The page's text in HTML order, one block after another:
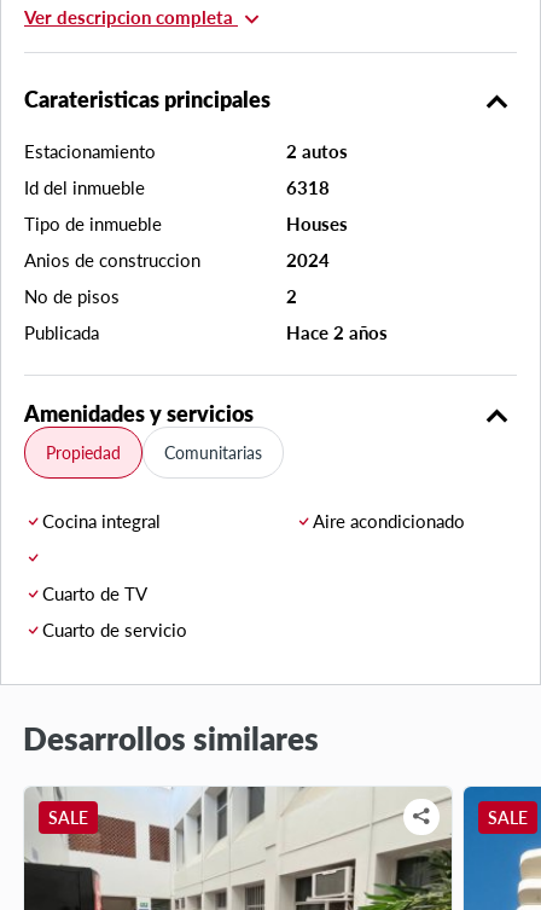
Ver descripcion completa
expand_more
Carateristicas principales expand_less
Estacionamiento
Id del inmueble
Tipo de inmueble
2 autos
6318
Houses
Anios de construccion
No de pisos
Publicada
2024
2
Hace 2 años
Amenidades y servicios expand_less
Propiedad Comunitarias
Cocina integral
Cuarto de TV
Cuarto de servicio
Aire acondicionado
Desarrollos similares
SALE SALE